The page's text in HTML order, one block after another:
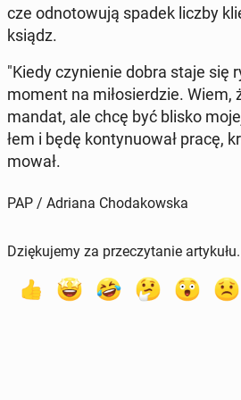
cze od­no­to­wu­ją spadek liczby
ksiądz.
"Kiedy czy­nie­nie dobra staje się
moment na mi­ło­sier­dzie. Wiem,
mandat, ale chcę być blisko
łem i będę kon­ty­nu­ował pracę,
mo­wał.
PAP / Adriana Chodakowska
Dziękujemy za przeczytanie